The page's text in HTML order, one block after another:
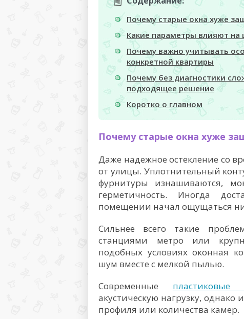
Почему старые окна хуже
Какие параметры влияют
Почему важно учитывать
конкретной квартиры
Почему без диагностики
подходящее решение
Коротко о главном
Почему старые окна хуже
Даже надежное остекление со
от улицы. Уплотнительный
фурнитуры изнашиваются,
герметичность. Иногда
помещении начал ощущаться
Сильнее всего такие
станциями метро или
подобных условиях оконная
шум вместе с мелкой пылью.
Современные пластиковые
акустическую нагрузку, однако
профиля или количества камер.